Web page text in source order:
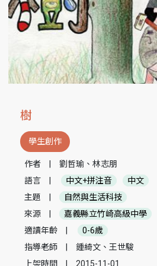
樹
學生創作
作者
劉哲瑜、林志朋
語言
中文+拼注音
中文
主題
自然與生活科技
來源
嘉義縣立竹崎高級中學
適讀年齡
0-6歲
指導老師
鍾綺文、王世駿
上架時間
2015-11-01